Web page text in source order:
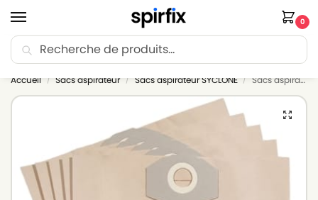
0
🚚 Livraison Point Relais offerte dès 30€ d’achat.
Accueil / Sacs aspirateur / Sacs aspirateur SYCLONE / Sacs aspirateur SYCLONE 150862 – Lot de 5 sacs en Papier